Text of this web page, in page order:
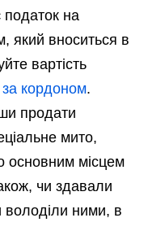
податок на
який вноситься в
вартість
за кордоном.
продати
мито,
основним місцем
чи здавали
володіли ними, в